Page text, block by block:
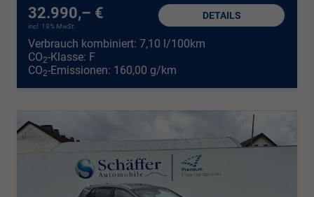
32.990,– €
incl. 19% MwSt.
DETAILS
Verbrauch kombiniert: 7,10 l/100km
CO2-Klasse: F
CO2-Emissionen: 160,00 g/km